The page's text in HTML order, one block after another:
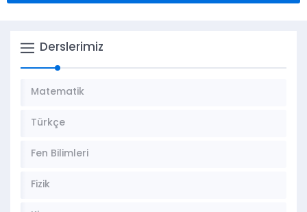
Derslerimiz
Matematik
Türkçe
Fen Bilimleri
Fizik